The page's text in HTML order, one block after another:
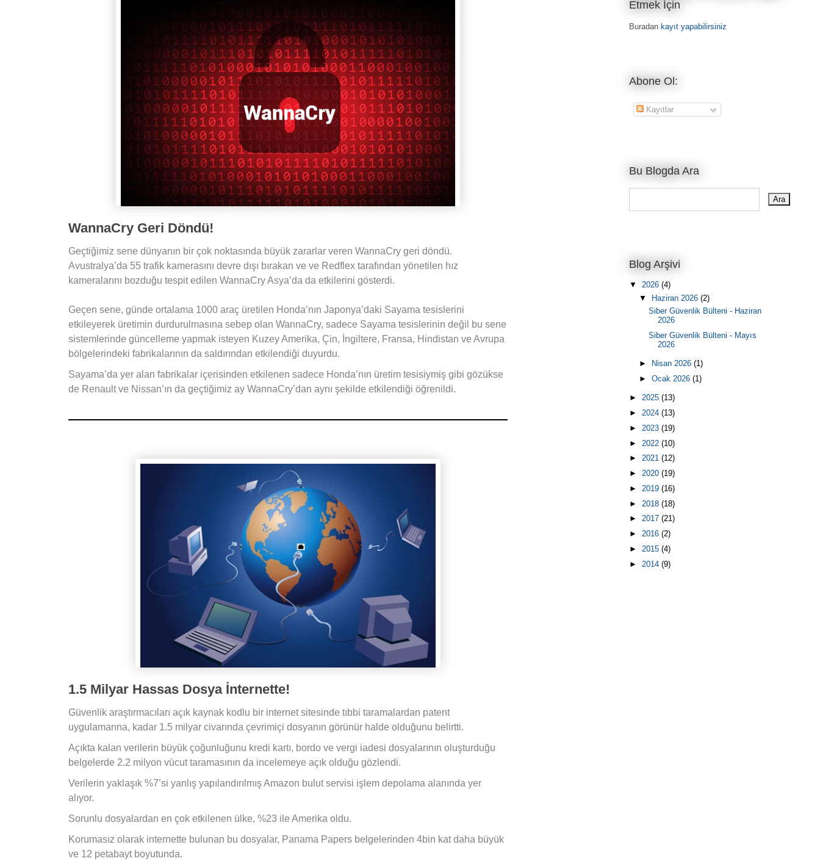
WannaCry Geri Döndü!
Geçtiğimiz sene dünyanın bir çok noktasında büyük zararlar veren WannaCry geri döndü.
Avustralya’da 55 trafik kamerasını devre dışı bırakan ve ve Redflex tarafından yönetilen hız
kameralarını bozduğu tespit edilen WannaCry Asya’da da etkilerini gösterdi.
Geçen sene, günde ortalama 1000 araç üretilen Honda’nın Japonya’daki Sayama tesislerini
etkileyerek üretimin durdurulmasına sebep olan WannaCry, sadece Sayama tesislerinin değil bu sene
sistemlerinde güncelleme yapmak isteyen Kuzey Amerika, Çin, İngiltere, Fransa, Hindistan ve Avrupa
bölgelerindeki fabrikalarının da saldırından etkilendiği duyurdu.
Sayama’da yer alan fabrikalar içerisinden etkilenen sadece Honda’nın üretim tesisiymiş gibi gözükse
de Renault ve Nissan’ın da geçtiğimiz ay WannaCry’dan aynı şekilde etkilendiği öğrenildi.
1.5 Milyar Hassas Dosya İnternette!
Güvenlik araştırmacıları açık kaynak kodlu bir internet sitesinde tıbbi taramalardan patent
uygulamarına, kadar 1.5 milyar civarında çevrimiçi dosyanın görünür halde olduğunu belirtti.
Açıkta kalan verilerin büyük çoğunluğunu kredi kartı, bordo ve vergi iadesi dosyalarının oluşturduğu
belgelerde 2.2 milyon vücut taramasının da incelemeye açık olduğu gözlendi.
Verilerin yaklaşık %7’si yanlış yapılandırılmış Amazon bulut servisi işlem depolama alanında yer
alıyor.
Sorunlu dosyalardan en çok etkilenen ülke, %23 ile Amerika oldu.
Korumasız olarak internette bulunan bu dosyalar, Panama Papers belgelerinden 4bin kat daha büyük
ve 12 petabayt boyutunda.
Etmek İçin
Buradan kayıt yapabilirsiniz
Abone Ol:
Kayıtlar
Bu Blogda Ara
Blog Arşivi
▼ 2026 (4)
▼
Haziran 2026 (2)
Siber Güvenlik Bülteni - Haziran
2026
Siber Güvenlik Bülteni - Mayıs
2026
► Nisan 2026 (1)
► Ocak 2026 (1)
► 2025 (13)
► 2024 (13)
► 2023 (19)
► 2022 (10)
► 2021 (12)
► 2020 (19)
► 2019 (16)
► 2018 (18)
► 2017 (21)
► 2016 (2)
► 2015 (4)
► 2014 (9)